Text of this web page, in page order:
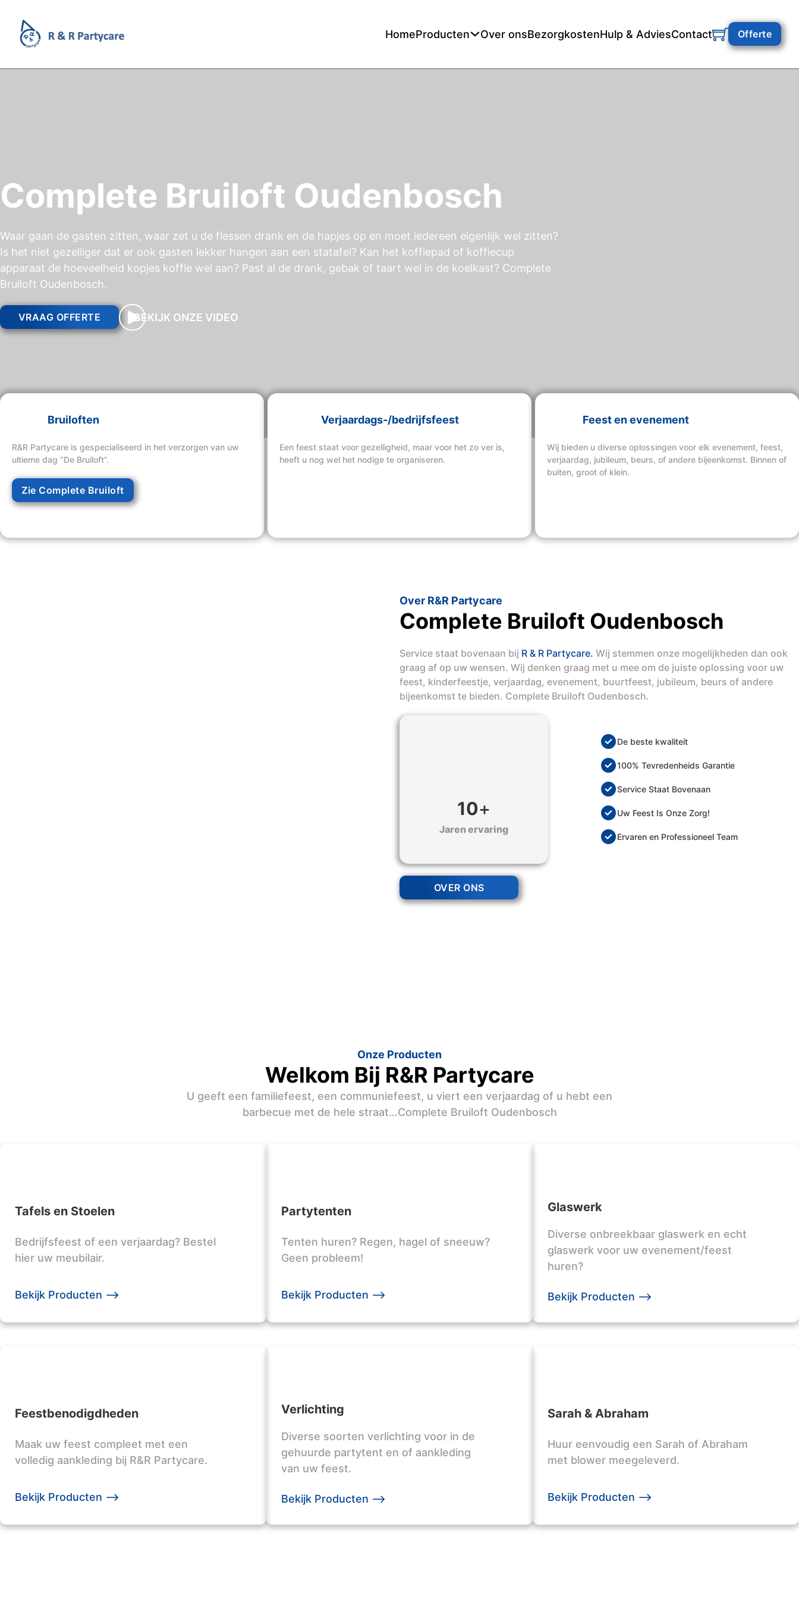
HomeProducten Over onsBezorgkostenHulp & AdviesContact Offerte
Complete Bruiloft Oudenbosch
Waar gaan de gasten zitten, waar zet u de flessen drank en de hapjes op en moet iedereen eigenlijk wel zitten?
Is het niet gezelliger dat er ook gasten lekker hangen aan een statafel? Kan het koffiepad of koffiecup
apparaat de hoeveelheid kopjes koffie wel aan? Past al de drank, gebak of taart wel in de koelkast? Complete
Bruiloft Oudenbosch.
VRAAG OFFERTE BEKIJK ONZE VIDEO
Bruiloften
R&R Partycare is gespecialiseerd in het verzorgen van uw
ultieme dag “De Bruiloft”.
Zie Complete Bruiloft
Verjaardags-/bedrijfsfeest
Een feest staat voor gezelligheid, maar voor het zo ver is,
heeft u nog wel het nodige te organiseren.
Feest en evenement
Wij bieden u diverse oplossingen voor elk evenement, feest,
verjaardag, jubileum, beurs, of andere bijeenkomst. Binnen of
buiten, groot of klein.
Over R&R Partycare
Complete Bruiloft Oudenbosch
Service staat bovenaan bij R & R Partycare. Wij stemmen onze mogelijkheden dan ook
graag af op uw wensen. Wij denken graag met u mee om de juiste oplossing voor uw
feest, kinderfeestje, verjaardag, evenement, buurtfeest, jubileum, beurs of andere
bijeenkomst te bieden. Complete Bruiloft Oudenbosch.
10+
Jaren ervaring
De beste kwaliteit
100% Tevredenheids Garantie
Service Staat Bovenaan
Uw Feest Is Onze Zorg!
Ervaren en Professioneel Team
OVER ONS
Onze Producten
Welkom Bij R&R Partycare
U geeft een familiefeest, een communiefeest, u viert een verjaardag of u hebt een
barbecue met de hele straat…Complete Bruiloft Oudenbosch
Tafels en Stoelen
Bedrijfsfeest of een verjaardag? Bestel
hier uw meubilair.
Bekijk Producten -->
Partytenten
Tenten huren? Regen, hagel of sneeuw?
Geen probleem!
Bekijk Producten -->
Glaswerk
Diverse onbreekbaar glaswerk en echt
glaswerk voor uw evenement/feest
huren?
Bekijk Producten -->
Feestbenodigdheden
Maak uw feest compleet met een
volledig aankleding bij R&R Partycare.
Bekijk Producten -->
Verlichting
Diverse soorten verlichting voor in de
gehuurde partytent en of aankleding
van uw feest.
Bekijk Producten -->
Sarah & Abraham
Huur eenvoudig een Sarah of Abraham
met blower meegeleverd.
Bekijk Producten -->